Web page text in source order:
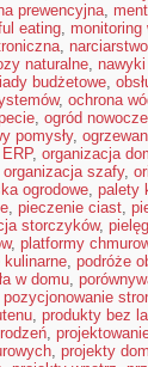
prewencyjna,
eating, monitoring
,
naturalne,
budżetowe,
, ochrona
, ogród
pomysły,
, organizacja
organizacja szafy,
ogrodowe, palety
, pieczenie ciast,
storczyków,
, platformy
kulinarne, podróże
w domu,
pozycjonowanie
, produkty bez
,
, projekty